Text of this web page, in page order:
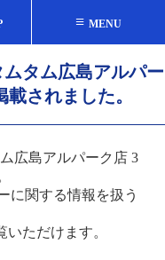
≡ MENU
タム広島アルパー
されました。
広島アルパーク店 3
に関する情報を扱う
いただけます。